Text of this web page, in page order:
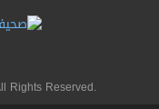
Rights Reserved.